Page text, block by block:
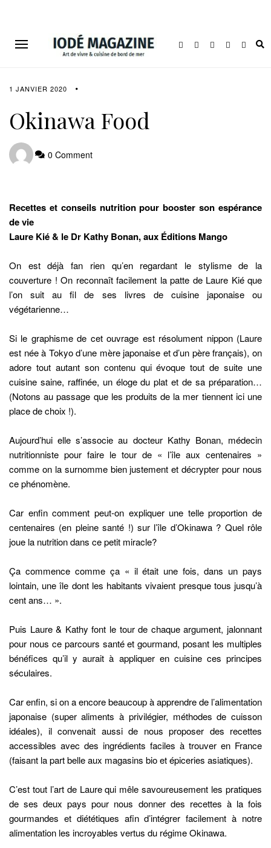
1 JANVIER 2020
Okinawa Food
0 Comment
Recettes et conseils nutrition pour booster son espérance
de vie
Laure Kié & le Dr Kathy Bonan, aux Éditions Mango
On est déjà fan rien qu’en regardant le stylisme de la
couverture ! On reconnaît facilement la patte de Laure Kié que
l’on suit au fil de ses livres de cuisine japonaise ou
végétarienne…
Si le graphisme de cet ouvrage est résolument nippon (Laure
est née à Tokyo d’une mère japonaise et d’un père français), on
adore tout autant son contenu qui évoque tout de suite une
cuisine saine, raffinée, un éloge du plat et de sa préparation…
(Notons au passage que les produits de la mer tiennent ici une
place de choix !).
Aujourd’hui elle s’associe au docteur Kathy Bonan, médecin
nutritionniste pour faire le tour de « l’île aux centenaires »
comme on la surnomme bien justement et décrypter pour nous
ce phénomène.
Car enfin comment peut-on expliquer une telle proportion de
centenaires (en pleine santé !) sur l’île d’Okinawa ? Quel rôle
joue la nutrition dans ce petit miracle?
Ça commence comme ça « il était une fois, dans un pays
lointain, une île dont les habitants vivaient presque tous jusqu’à
cent ans… ».
Puis Laure & Kathy font le tour de chaque argument, jalonnant
pour nous ce parcours santé et gourmand, posant les multiples
bénéfices qu’il y aurait à appliquer en cuisine ces principes
séculaires.
Car enfin, si on a encore beaucoup à apprendre de l’alimentation
japonaise (super aliments à privilégier, méthodes de cuisson
idéales), il convenait aussi de nous proposer des recettes
accessibles avec des ingrédients faciles à trouver en France
(faisant la part belle aux magasins bio et épiceries asiatiques).
C’est tout l’art de Laure qui mêle savoureusement les pratiques
de ses deux pays pour nous donner des recettes à la fois
gourmandes et diététiques afin d’intégrer facilement à notre
alimentation les incroyables vertus du régime Okinawa.